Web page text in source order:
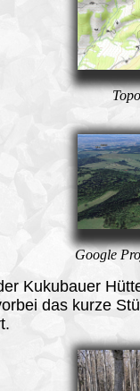
Google
Kukubauer
das kurze